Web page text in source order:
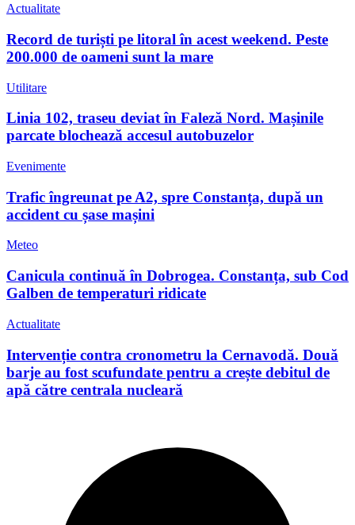
Actualitate
Record de turiști pe litoral în acest weekend. Peste
200.000 de oameni sunt la mare
Utilitare
Linia 102, traseu deviat în Faleză Nord. Mașinile
parcate blochează accesul autobuzelor
Evenimente
Trafic îngreunat pe A2, spre Constanța, după un
accident cu șase mașini
Meteo
Canicula continuă în Dobrogea. Constanța, sub Cod
Galben de temperaturi ridicate
Actualitate
Intervenție contra cronometru la Cernavodă. Două
barje au fost scufundate pentru a crește debitul de
apă către centrala nucleară